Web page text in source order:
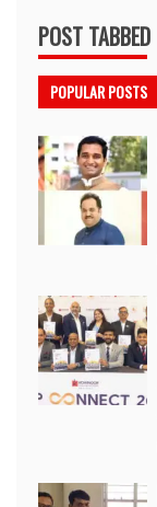
POST TABBED
POPULAR POSTS